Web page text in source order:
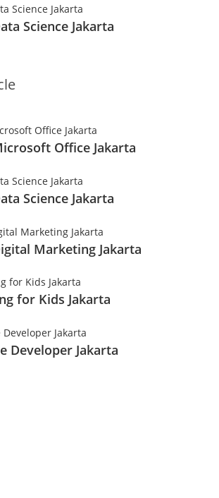
Science Jakarta
Office Jakarta
Science Jakarta
Marketing Jakarta
for Kids Jakarta
Developer Jakarta